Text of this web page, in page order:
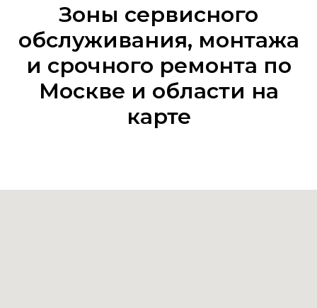
Зоны сервисного
обслуживания, монтажа
и срочного ремонта по
Москве и области на
карте